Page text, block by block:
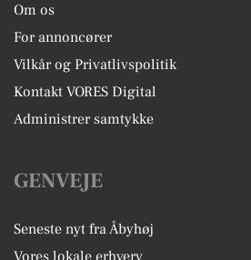
Om os
For annoncører
Vilkår og Privatlivspolitik
Kontakt VORES Digital
Administrer samtykke
GENVEJE
Seneste nyt fra Åbyhøj
Vores lokale erhverv